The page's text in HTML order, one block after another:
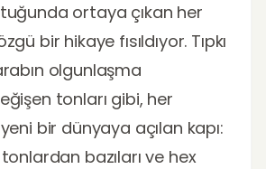
ortaya çıkan her
bir hikaye fısıldıyor. Tıpkı
olgunlaşma
tonları gibi, her
yeni bir dünyaya açılan kapı:
bazıları ve hex